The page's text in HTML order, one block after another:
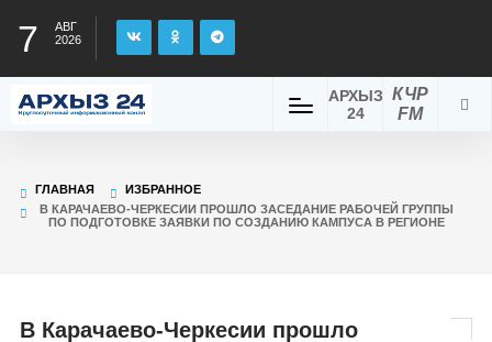
7
АВГ
2026
КЧР
FM
АРХЫЗ
24
ГЛАВНАЯ
ИЗБРАННОЕ
В КАРАЧАЕВО-ЧЕРКЕСИИ ПРОШЛО ЗАСЕДАНИЕ РАБОЧЕЙ ГРУППЫ
ПО ПОДГОТОВКЕ ЗАЯВКИ ПО СОЗДАНИЮ КАМПУСА В РЕГИОНЕ
В Карачаево-Черкесии прошло